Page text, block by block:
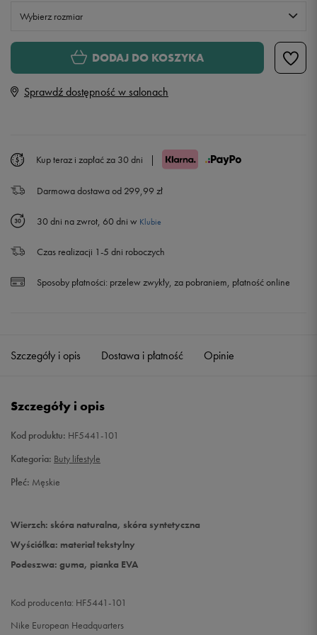
Wybierz rozmiar
Rozmiary EU
26 cm
42,5 27 cm Powiadom o dostępności
43 27,5 cm
44 28 cm
DODAJ DO KOSZYKA
Sprawdź dostępność w salonach
Kup teraz i zapłać za 30 dni |
Darmowa dostawa od 299,99 zł
30 dni na zwrot, 60 dni w Klubie
Czas realizacji 1-5 dni roboczych
Sposoby płatności: przelew zwykły, za pobraniem, płatność online
Szczegóły i opis Dostawa i płatność Opinie
Szczegóły i opis
Kod produktu: HF5441-101
Kategoria: Buty lifestyle
Płeć: Męskie
Wierzch: skóra naturalna, skóra syntetyczna
Wyściółka: materiał tekstylny
Podeszwa: guma, pianka EVA
Kod producenta: HF5441-101
Nike European Headquarters